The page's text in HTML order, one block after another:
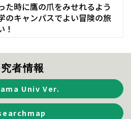
た時に鷹の爪をみせれるよう
のキャンパスでよい冒険の旅
者情報
Univ Ver.